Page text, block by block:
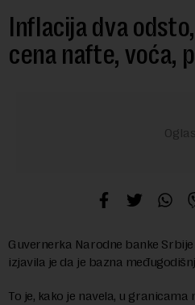
Inflacija dva
cena nafte, voća,
Guvernerka Narodne banke
izjavila je da je bazna
To je, kako je navela, u